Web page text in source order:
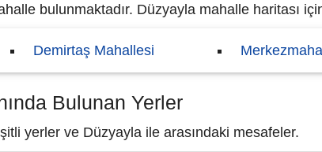
bulunmaktadır. Düzyayla mahalle haritası
Demirtaş Mahallesi
Bulunan Yerler
yerler ve Düzyayla ile arasındaki mesafeler.